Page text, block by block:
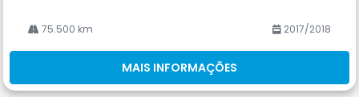
75.500 km 2017/2018
MAIS INFORMAÇÕES